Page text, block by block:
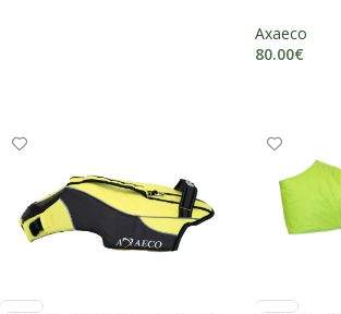
Axaeco
80.00€